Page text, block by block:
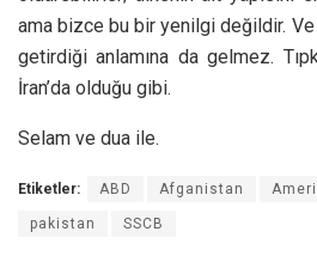
ama bizce bu bir yenilgi değildir.
getirdiği anlamına da gelmez.
İran’da olduğu gibi.
Selam ve dua ile.
Etiketler: ABD Afganistan
pakistan SSCB